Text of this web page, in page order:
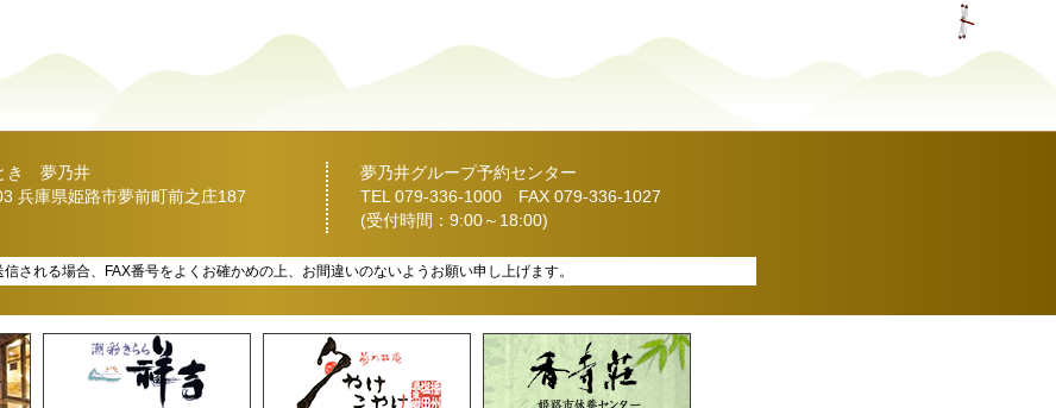
き 夢乃井
兵庫県姫路市夢前町前之庄187
夢乃井グループ予約センター
TEL079-336-1000 FAX 079-336-1027
(受付時間：9:00～18:00)
される場合、FAX番号をよくお確かめの上、お間違いのないようお願い申し上げます。